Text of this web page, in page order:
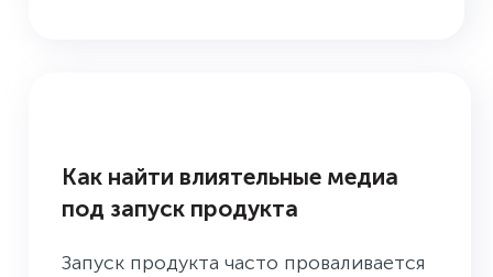
Как найти влиятельные медиа
под запуск продукта
Запуск продукта часто проваливается